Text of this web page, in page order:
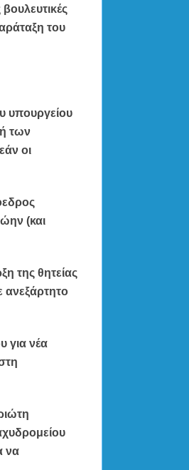
του
υπουργείου
των
οι
(και
της θητείας
ανεξάρτητο
για νέα
να